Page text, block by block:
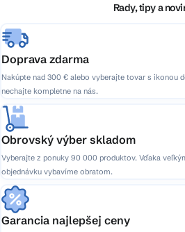
e
Rady, tipy a
Doprava zdarma
Nakúpte nad 300 € alebo vyberajte tovar s ikonou
nechajte kompletne na nás.
Obrovský výber skladom
Vyberajte z ponuky 90 000 produktov. Vďaka
objednávku vybavíme obratom.
Garancia najlepšej ceny